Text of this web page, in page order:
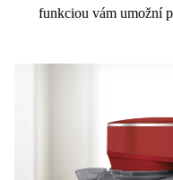
funkciou vám umožní